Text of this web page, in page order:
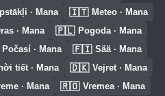
· Mana 🇮🇹 Meteo · Mana
· Mana 🇵🇱 Pogoda · Mana
Počasí · Mana 🇫🇮 Sää · Mana
tiết · Mana 🇩🇰 Vejret · Mana
· Mana 🇷🇴 Vremea · Mana